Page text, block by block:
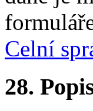
Celní
28.